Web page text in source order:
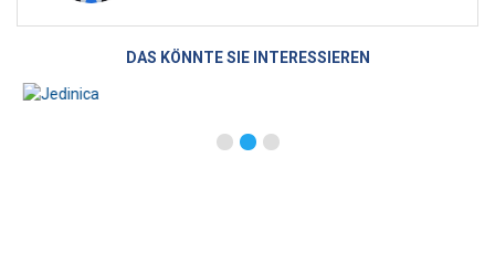
DAS KÖNNTE SIE INTERESSIEREN